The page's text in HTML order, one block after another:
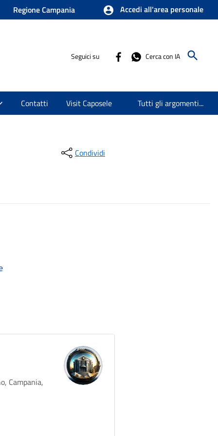
Regione Campania Accedi all'area personale
Seguici su Cerca con IA
Contatti Visit Caposele Tutti gli argomenti...
Condividi
Campania,